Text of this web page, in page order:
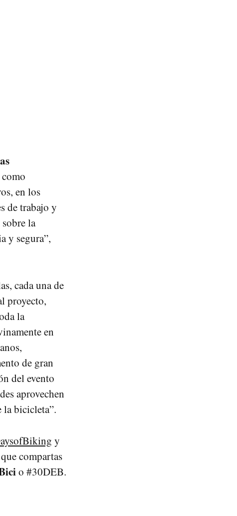
en los
de trabajo y
la
y segura”,
cada una de
proyecto,
la
en
de gran
del evento
aprovechen
bicicleta”.
y
compartas
o #30DEB.